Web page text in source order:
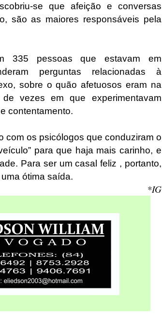
se que afeição e conversas
são as maiores responsáveis pela
335 pessoas que estavam em
perguntas relacionadas à
sobre o quão afetuosos eram na
vezes em que experimentavam
contentamento.
com os psicólogos que conduziram o
para que haja mais carinho, e
Para ser um casal feliz , portanto,
ótima saída.
*IG